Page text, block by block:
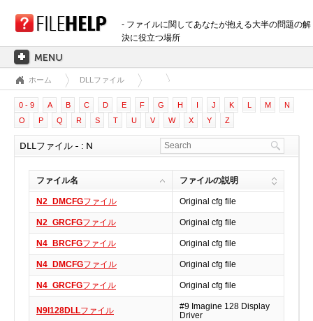
- ファイルに関してあなたが抱える大半の問題の解
決に役立つ場所
ホーム
拡張子のカテゴリー
3D画像ファイル
音声ファイル
CADファイル
圧縮ファイル
データファイル
データベースファイル
開発用ファイル
ディスクイメージファイル
ホーム DLLファイル
0 - 9 A B C D E F G H I J K L M
N
O
P Q R S T U V W X Y Z
DLLファイル - : N
ファイル名 ファイルの説明
N2_DMCFGファイル Original cfg file
N2_GRCFGファイル Original cfg file
N4_BRCFGファイル Original cfg file
N4_DMCFGファイル Original cfg file
N4_GRCFGファイル Original cfg file
N9I128DLLファイル
#9 Imagine 128 Display
Driver